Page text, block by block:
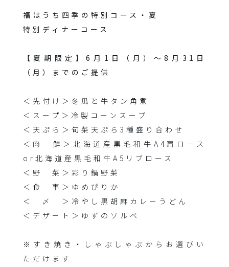
福はうち四季の特別コース・夏
特別ディナーコース
【夏期限定】6月1日（月）〜8月31日
（月）までのご提供
＜先付け＞冬瓜と牛タン角煮
＜スープ＞冷製コーンスープ
＜天ぷら＞旬菜天ぷら3種盛り合わせ
＜肉 鮮＞北海道産黒毛和牛A4肩ロース
or北海道産黒毛和牛A5リブロース
＜野 菜＞彩り鍋野菜
＜食 事＞ゆめぴりか
＜ 〆 ＞冷やし黒胡麻カレーうどん
＜デザート＞ゆずのソルベ
※すき焼き・しゃぶしゃぶからお選びい
ただけます